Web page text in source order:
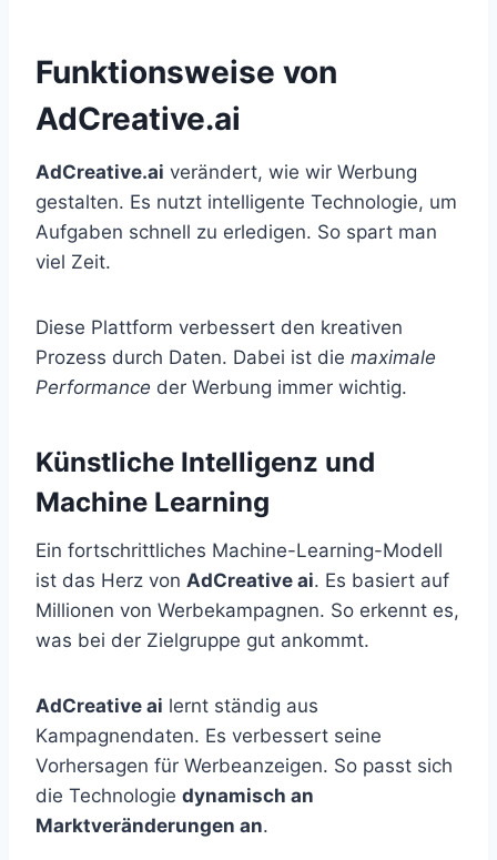
Funktionsweise von
AdCreative.ai
AdCreative.ai verändert, wie wir Werbung
gestalten. Es nutzt intelligente Technologie, um
Aufgaben schnell zu erledigen. So spart man
viel Zeit.
Diese Plattform verbessert den kreativen
Prozess durch Daten. Dabei ist die maximale
Performance der Werbung immer wichtig.
Künstliche Intelligenz und
Machine Learning
Ein fortschrittliches Machine-Learning-Modell
ist das Herz von AdCreative ai. Es basiert auf
Millionen von Werbekampagnen. So erkennt es,
was bei der Zielgruppe gut ankommt.
AdCreative ai lernt ständig aus
Kampagnendaten. Es verbessert seine
Vorhersagen für Werbeanzeigen. So passt sich
die Technologie dynamisch an
Marktveränderungen an.